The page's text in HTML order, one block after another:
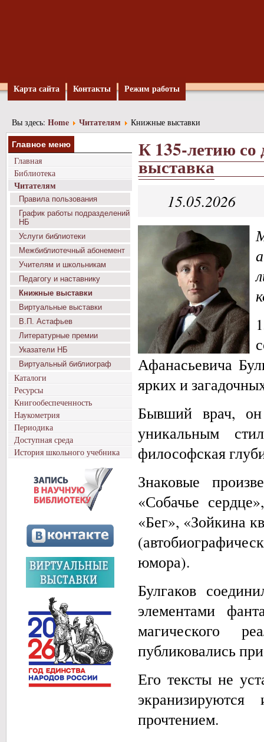
Карта сайта Контакты Режим работы
Вы здесь: Home Читателям Книжные выставки
Главное меню
Главная
Библиотека
Читателям
Правила пользования
График работы подразделений
НБ
Услуги библиотеки
Межбиблиотечный абонемент
Учителям и школьникам
Педагогу и наставнику
Книжные выставки
Виртуальные выставки
В.П. Астафьев
Литературные премии
Указатели НБ
Виртуальный библиограф
Каталоги
Ресурсы
Книгообеспеченность
Наукометрия
Периодика
Доступная среда
История школьного учебника
К 135-летию
выставка
15.05.2026
Афанасьевича
ярких и
Бывший врач,
уникальным
философская
Знаковые
«Собачье
«Бег», «Зойкина
юмора).
Булгаков
элементами
магического
публиковались
Его тексты не
прочтением.
книги
национальной
самобытности
народов
России;
издания
историко‑культурном
развитии
русского
народа
государствообразующего
этноса,
чья
объединяющая
роль
закреплена
в
государственной
национальной
политики
материалы
коренных
малочисленных
народах
Красноярского
долганах,
эвенках,
ненцах,
нганасанах,
селькупах,